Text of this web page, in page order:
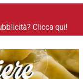
Clicca qui!